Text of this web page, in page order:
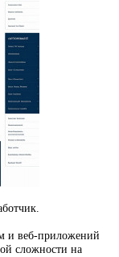
и веб-приложений
сложности на